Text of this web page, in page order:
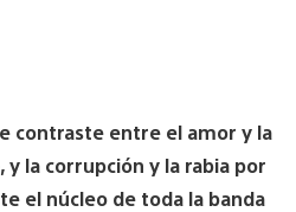
contraste entre el amor y la
la corrupción y la rabia por
el núcleo de toda la banda